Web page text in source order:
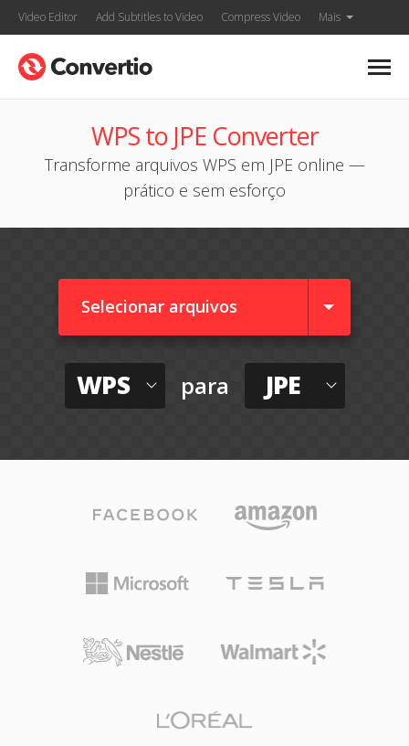
Video Editor Add Subtitles to Video Compress Video Mais
WPS to JPE Converter
Transforme arquivos WPS em JPE online —
prático e sem esforço
Selecionar arquivos
WPS para JPE